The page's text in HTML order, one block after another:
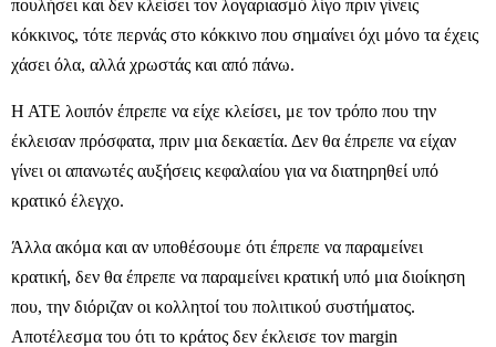
πουλήσει και δεν κλείσει τον λογαριασμό λίγο πριν γίνεις
κόκκινος, τότε περνάς στο κόκκινο που σημαίνει όχι μόνο τα έχεις
χάσει όλα, αλλά χρωστάς και από πάνω.
Η ΑΤΕ λοιπόν έπρεπε να είχε κλείσει, με τον τρόπο που την
έκλεισαν πρόσφατα, πριν μια δεκαετία. Δεν θα έπρεπε να είχαν
γίνει οι απανωτές αυξήσεις κεφαλαίου για να διατηρηθεί υπό
κρατικό έλεγχο.
Άλλα ακόμα και αν υποθέσουμε ότι έπρεπε να παραμείνει
κρατική, δεν θα έπρεπε να παραμείνει κρατική υπό μια διοίκηση
που, την διόριζαν οι κολλητοί του πολιτικού συστήματος.
Αποτέλεσμα του ότι το κράτος δεν έκλεισε τον margin